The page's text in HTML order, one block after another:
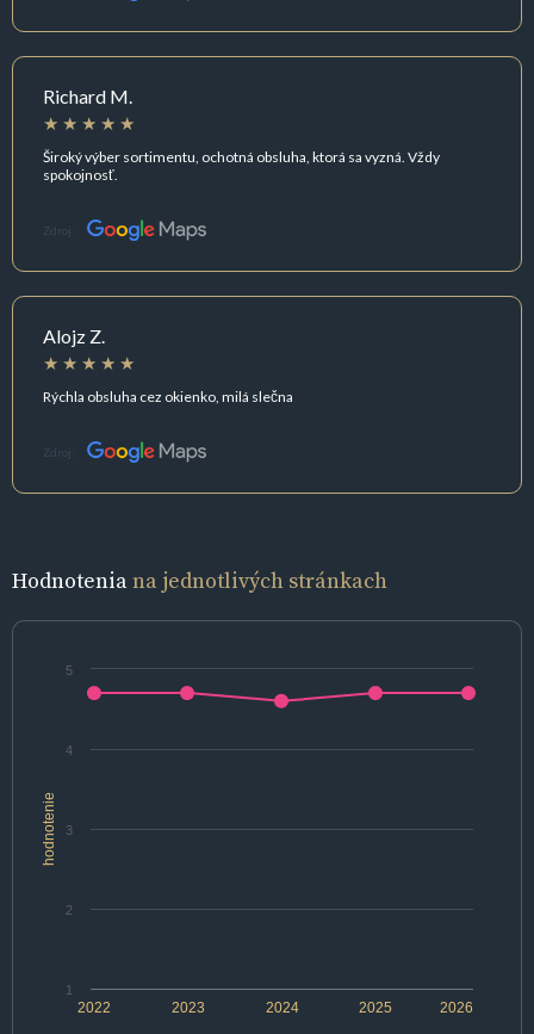
Richard M.
Široký výber sortimentu, ochotná obsluha, ktorá sa vyzná. Vždy
spokojnosť.
Zdroj:
Alojz Z.
Rýchla obsluha cez okienko, milá slečna
Zdroj:
Hodnoteniana jednotlivých stránkach
hodnotenie
2022 2024 2026
2023 2025
1
2
3
4
5